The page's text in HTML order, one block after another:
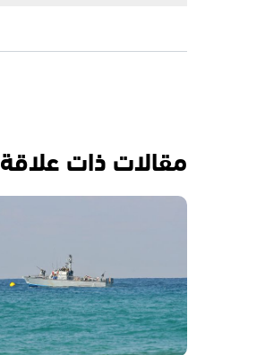
مقالات ذات علاقة